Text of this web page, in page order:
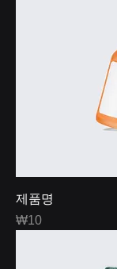
제품명
Price
₩10